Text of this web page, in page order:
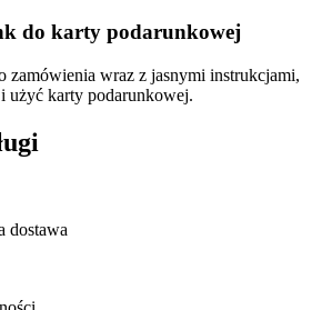
do karty podarunkowej
zamówienia wraz z jasnymi instrukcjami,
użyć karty podarunkowej.
dostawa